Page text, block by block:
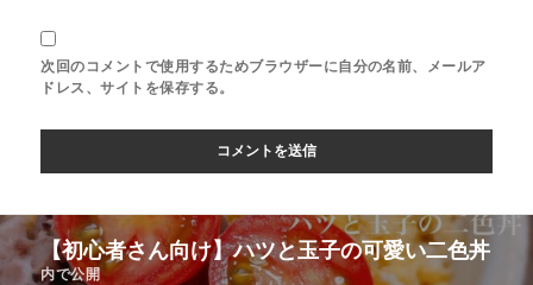
次回のコメントで使用するためブラウザーに自分の名前、メールア
ドレス、サイトを保存する。
【初心者さん向け】ハツと玉子の可愛い二色丼
内で公開